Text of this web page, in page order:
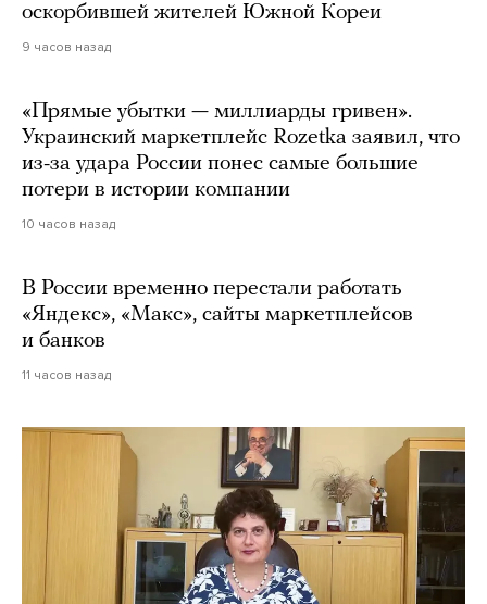
оскорбившей жителей Южной Кореи
9 часов назад
«Прямые убытки — миллиарды гривен».
Украинский маркетплейс Rozetka заявил, что
из-за удара России понес самые большие
потери в истории компании
10 часов назад
В России временно перестали работать
«Яндекс», «Макс», сайты маркетплейсов
и банков
11 часов назад